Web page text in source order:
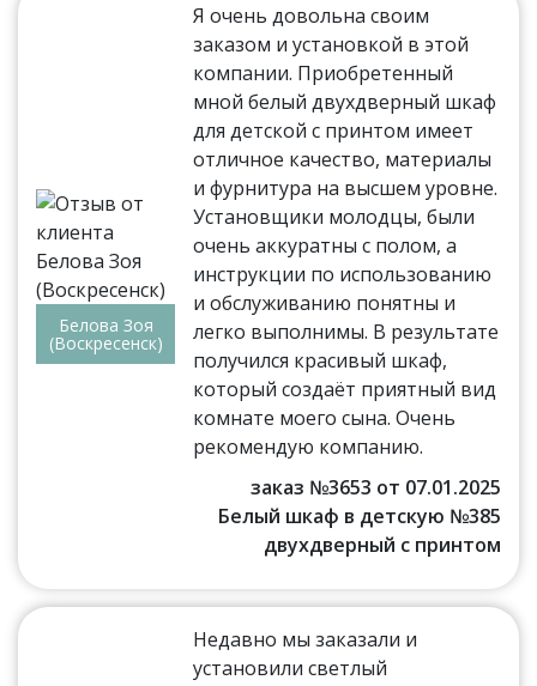
Белова Зоя
(Воскресенск)
Я очень довольна своим
заказом и установкой в этой
компании. Приобретенный
мной белый двухдверный шкаф
для детской с принтом имеет
отличное качество, материалы
и фурнитура на высшем уровне.
Установщики молодцы, были
очень аккуратны с полом, а
инструкции по использованию
и обслуживанию понятны и
легко выполнимы. В результате
получился красивый шкаф,
который создаёт приятный вид
комнате моего сына. Очень
рекомендую компанию.
заказ №3653 от 07.01.2025
Белый шкаф в детскую №385
двухдверный с принтом
Недавно мы заказали и
установили светлый